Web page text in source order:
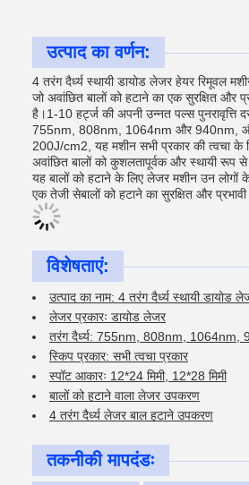
उत्पाद का वर्णन:
4 तरंग दैर्ध्य स्थायी डायोड लेजर हेयर रिमूवल
जो अवांछित बालों को हटाने का एक सुरक्षित और
है।1-10 हर्ट्ज की अपनी उन्नत पल्स पुनरावृत्ति
755nm, 808nm, 1064nm और 940nm,
200J/cm2, यह मशीन सभी प्रकार की त्वचा के
अवांछित बालों को कुशलतापूर्वक और स्थायी रूप
यह बालों को हटाने के लिए लेजर मशीन उन लोगों
एक तेजी सेबालों को हटाने का सुरक्षित और प्रभावी
विशेषताएं:
उत्पाद का नाम: 4 तरंग दैर्ध्य स्थायी डायोड
लेजर प्रकारः डायोड लेजर
तरंग दैर्ध्य: 755nm, 808nm, 1064nm,
स्किप प्रकार: सभी त्वचा प्रकार
स्पॉट आकारः 12*24 मिमी, 12*28 मिमी
बालों को हटाने वाला लेजर उपकरण
4 तरंग दैर्ध्य लेजर बाल हटाने उपकरण
तकनीकी मापदंडः